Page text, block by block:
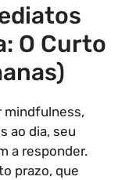
O Curto
mindfulness,
ao dia, seu
a responder.
prazo, que